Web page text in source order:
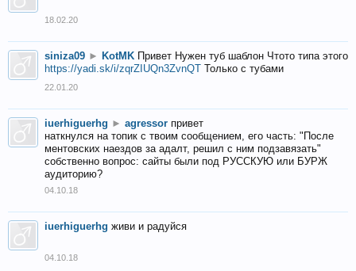
18.02.20
siniza09 ► KotMK Привет Нужен туб шаблон Чтото типа этого
https://yadi.sk/i/zqrZIUQn3ZvnQT Только с тубами
22.01.20
iuerhiguerhg ► agressor привет
наткнулся на топик с твоим сообщением, его часть: "После
ментовских наездов за адалт, решил с ним подзавязать"
собственно вопрос: сайты были под РУССКУЮ или БУРЖ
аудиторию?
04.10.18
iuerhiguerhg живи и радуйся
04.10.18